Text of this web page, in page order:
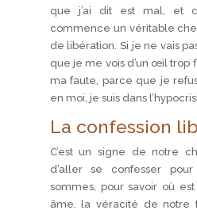
que j’ai dit est mal, et
commence un véritable
de libération. Si je ne vais
que je me vois d’un œil trop
ma faute, parce que je
en moi, je suis dans
La confession
C’est un signe de notre
d’aller se confesser
sommes, pour savoir où
âme, la véracité de notre